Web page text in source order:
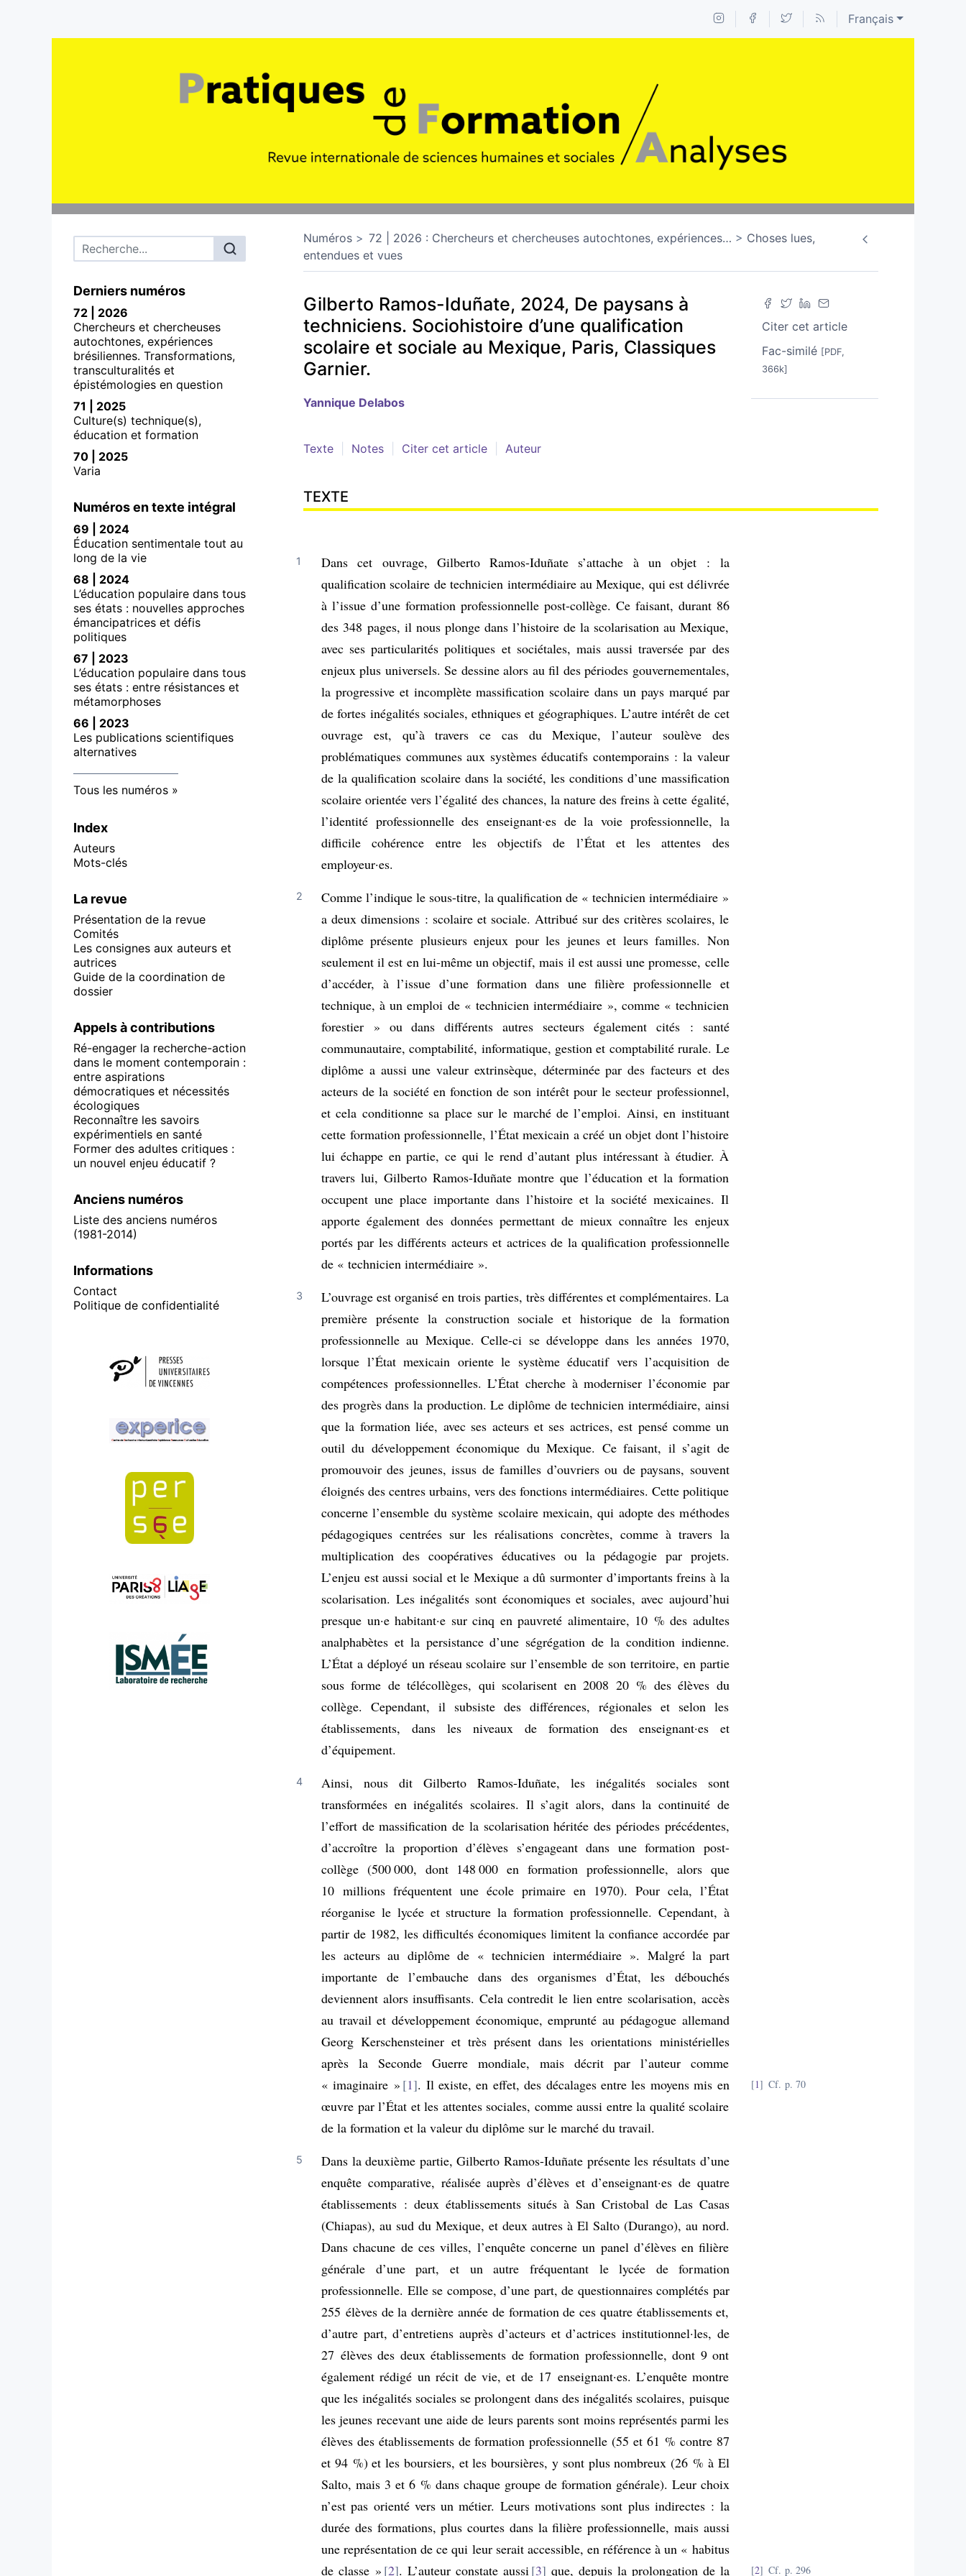
Français
Menu principal
Derniers numéros
72 | 2026
Chercheurs et chercheuses
autochtones, expériences
brésiliennes. Transformations,
transculturalités et
épistémologies en question
71 | 2025
Culture(s) technique(s),
éducation et formation
70 | 2025
Varia
Numéros en texte intégral
69 | 2024
Éducation sentimentale tout au
long de la vie
68 | 2024
L’éducation populaire dans tous
ses états : nouvelles approches
émancipatrices et défis
politiques
67 | 2023
L’éducation populaire dans tous
ses états : entre résistances et
métamorphoses
66 | 2023
Les publications scientifiques
alternatives
Tous les numéros
Index
Auteurs
Mots-clés
La revue
Présentation de la revue
Comités
Les consignes aux auteurs et
autrices
Guide de la coordination de
dossier
Appels à contributions
Ré-engager la recherche-action
dans le moment contemporain :
entre aspirations
démocratiques et nécessités
écologiques
Reconnaître les savoirs
expérimentiels en santé
Former des adultes critiques :
un nouvel enjeu éducatif ?
Anciens numéros
Liste des anciens numéros
(1981-2014)
Informations
Contact
Politique de confidentialité
Affiliations/partenaires
Numéros 72 | 2026 : Chercheurs et chercheuses autochtones, expériences…
Choses lues,
entendues et vues
Citer cet article
Fac-similé [PDF,
366k]
Gilberto Ramos-Iduñate, 2024, De paysans à
techniciens. Sociohistoire d’une qualification
scolaire et sociale au Mexique, Paris, Classiques
Garnier.
Yannique Delabos
Texte Notes Citer cet article Auteur
TEXTE
Dans cet ouvrage, Gilberto Ramos-Iduñate s’attache à un objet : la
qualification scolaire de technicien intermédiaire au Mexique, qui est délivrée
à l’issue d’une formation professionnelle post-collège. Ce faisant, durant 86
des 348 pages, il nous plonge dans l’histoire de la scolarisation au Mexique,
avec ses particularités politiques et sociétales, mais aussi traversée par des
enjeux plus universels. Se dessine alors au fil des périodes gouvernementales,
la progressive et incomplète massification scolaire dans un pays marqué par
de fortes inégalités sociales, ethniques et géographiques. L’autre intérêt de cet
ouvrage est, qu’à travers ce cas du Mexique, l’auteur soulève des
problématiques communes aux systèmes éducatifs contemporains : la valeur
de la qualification scolaire dans la société, les conditions d’une massification
scolaire orientée vers l’égalité des chances, la nature des freins à cette égalité,
l’identité professionnelle des enseignant·es de la voie professionnelle, la
difficile cohérence entre les objectifs de l’État et les attentes des
employeur·es.
Comme l’indique le sous-titre, la qualification de « technicien intermédiaire »
a deux dimensions : scolaire et sociale. Attribué sur des critères scolaires, le
diplôme présente plusieurs enjeux pour les jeunes et leurs familles. Non
seulement il est en lui-même un objectif, mais il est aussi une promesse, celle
d’accéder, à l’issue d’une formation dans une filière professionnelle et
technique, à un emploi de « technicien intermédiaire », comme « technicien
forestier » ou dans différents autres secteurs également cités : santé
communautaire, comptabilité, informatique, gestion et comptabilité rurale. Le
diplôme a aussi une valeur extrinsèque, déterminée par des facteurs et des
acteurs de la société en fonction de son intérêt pour le secteur professionnel,
et cela conditionne sa place sur le marché de l’emploi. Ainsi, en instituant
cette formation professionnelle, l’État mexicain a créé un objet dont l’histoire
lui échappe en partie, ce qui le rend d’autant plus intéressant à étudier. À
travers lui, Gilberto Ramos-Iduñate montre que l’éducation et la formation
occupent une place importante dans l’histoire et la société mexicaines. Il
apporte également des données permettant de mieux connaître les enjeux
portés par les différents acteurs et actrices de la qualification professionnelle
de « technicien intermédiaire ».
L’ouvrage est organisé en trois parties, très différentes et complémentaires. La
première présente la construction sociale et historique de la formation
professionnelle au Mexique. Celle-ci se développe dans les années 1970,
lorsque l’État mexicain oriente le système éducatif vers l’acquisition de
compétences professionnelles. L’État cherche à moderniser l’économie par
des progrès dans la production. Le diplôme de technicien intermédiaire, ainsi
que la formation liée, avec ses acteurs et ses actrices, est pensé comme un
outil du développement économique du Mexique. Ce faisant, il s’agit de
promouvoir des jeunes, issus de familles d’ouvriers ou de paysans, souvent
éloignés des centres urbains, vers des fonctions intermédiaires. Cette politique
concerne l’ensemble du système scolaire mexicain, qui adopte des méthodes
pédagogiques centrées sur les réalisations concrètes, comme à travers la
multiplication des coopératives éducatives ou la pédagogie par projets.
L’enjeu est aussi social et le Mexique a dû surmonter d’importants freins à la
scolarisation. Les inégalités sont économiques et sociales, avec aujourd’hui
presque un·e habitant·e sur cinq en pauvreté alimentaire, 10 % des adultes
analphabètes et la persistance d’une ségrégation de la condition indienne.
L’État a déployé un réseau scolaire sur l’ensemble de son territoire, en partie
sous forme de télécollèges, qui scolarisent en 2008 20 % des élèves du
collège. Cependant, il subsiste des différences, régionales et selon les
établissements, dans les niveaux de formation des enseignant·es et
d’équipement.
Ainsi, nous dit Gilberto Ramos-Iduñate, les inégalités sociales sont
transformées en inégalités scolaires. Il s’agit alors, dans la continuité de
l’effort de massification de la scolarisation héritée des périodes précédentes,
d’accroître la proportion d’élèves s’engageant dans une formation post-
collège (500 000, dont 148 000 en formation professionnelle, alors que
10 millions fréquentent une école primaire en 1970). Pour cela, l’État
réorganise le lycée et structure la formation professionnelle. Cependant, à
partir de 1982, les difficultés économiques limitent la confiance accordée par
les acteurs au diplôme de « technicien intermédiaire ». Malgré la part
importante de l’embauche dans des organismes d’État, les débouchés
deviennent alors insuffisants. Cela contredit le lien entre scolarisation, accès
au travail et développement économique, emprunté au pédagogue allemand
Georg Kerschensteiner et très présent dans les orientations ministérielles
après la Seconde Guerre mondiale, mais décrit par l’auteur comme
« imaginaire » 1 . Il existe, en effet, des décalages entre les moyens mis en
œuvre par l’État et les attentes sociales, comme aussi entre la qualité scolaire
de la formation et la valeur du diplôme sur le marché du travail.
Dans la deuxième partie, Gilberto Ramos-Iduñate présente les résultats d’une
enquête comparative, réalisée auprès d’élèves et d’enseignant·es de quatre
établissements : deux établissements situés à San Cristobal de Las Casas
(Chiapas), au sud du Mexique, et deux autres à El Salto (Durango), au nord.
Dans chacune de ces villes, l’enquête concerne un panel d’élèves en filière
générale d’une part, et un autre fréquentant le lycée de formation
professionnelle. Elle se compose, d’une part, de questionnaires complétés par
255 élèves de la dernière année de formation de ces quatre établissements et,
d’autre part, d’entretiens auprès d’acteurs et d’actrices institutionnel·les, de
27 élèves des deux établissements de formation professionnelle, dont 9 ont
également rédigé un récit de vie, et de 17 enseignant·es. L’enquête montre
que les inégalités sociales se prolongent dans des inégalités scolaires, puisque
les jeunes recevant une aide de leurs parents sont moins représentés parmi les
élèves des établissements de formation professionnelle (55 et 61 % contre 87
et 94 %) et les boursiers, et les boursières, y sont plus nombreux (26 % à El
Salto, mais 3 et 6 % dans chaque groupe de formation générale). Leur choix
n’est pas orienté vers un métier. Leurs motivations sont plus indirectes : la
durée des formations, plus courtes dans la filière professionnelle, mais aussi
une représentation de ce qui leur serait accessible, en référence à un « habitus
de classe » 2 . L’auteur constate aussi 3 que, depuis la prolongation de la
1 Cf. p. 70
2 Cf. p. 296